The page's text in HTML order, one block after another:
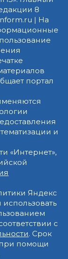
8
| На
портал
и
«Интернет»,
Яндекс
с
. Срок
помощи